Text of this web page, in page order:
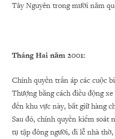
Tây Nguyên trong mười năm
Tháng Hai năm 2001:
Chính quyền trấn áp các cuộc
Thượng bằng cách điều động
đến khu vực này, bắt giữ hàng
Sau đó, chính quyền kiểm soát
tụ tập đông người, đi lễ nhà